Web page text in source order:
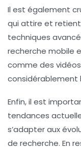
Il est également
qui attire et retient
techniques
recherche mobile
comme des
Enfin, il est
tendances
s’adapter aux
de recherche. En